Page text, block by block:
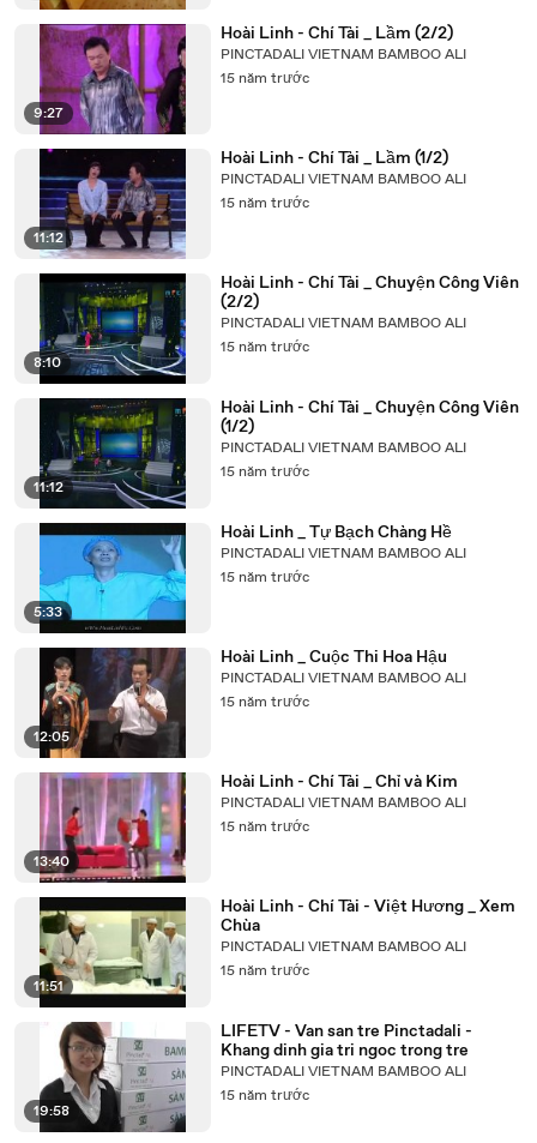
9:27
Hoài Linh - Chí Tài _ Lầm (2/2)
PINCTADALI VIETNAM BAMBOO ALI
15 năm trước
11:12
Hoài Linh - Chí Tài _ Lầm (1/2)
PINCTADALI VIETNAM BAMBOO ALI
15 năm trước
8:10
Hoài Linh - Chí Tài _ Chuyện Công Viên
(2/2)
PINCTADALI VIETNAM BAMBOO ALI
15 năm trước
11:12
Hoài Linh - Chí Tài _ Chuyện Công Viên
(1/2)
PINCTADALI VIETNAM BAMBOO ALI
15 năm trước
5:33
Hoài Linh _ Tự Bạch Chàng Hề
PINCTADALI VIETNAM BAMBOO ALI
15 năm trước
12:05
Hoài Linh _ Cuộc Thi Hoa Hậu
PINCTADALI VIETNAM BAMBOO ALI
15 năm trước
13:40
Hoài Linh - Chí Tài _ Chỉ và Kim
PINCTADALI VIETNAM BAMBOO ALI
15 năm trước
11:51
Hoài Linh - Chí Tài - Việt Hương _ Xem
Chùa
PINCTADALI VIETNAM BAMBOO ALI
15 năm trước
19:58
LIFETV - Van san tre Pinctadali -
Khang dinh gia tri ngoc trong tre
PINCTADALI VIETNAM BAMBOO ALI
15 năm trước